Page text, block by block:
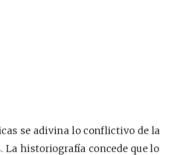
se adivina lo conflictivo de la
La historiografía concede que lo